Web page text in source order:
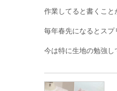
作業してると書くこと
毎年春先になるとスプ
今は特に生地の勉強し